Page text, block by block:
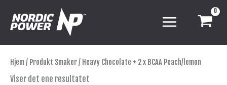
rett
Hjem/ Produkt Smaker / Heavy Chocolate + 2 x BCAA Peach/lemon
Viser det ene resultatet